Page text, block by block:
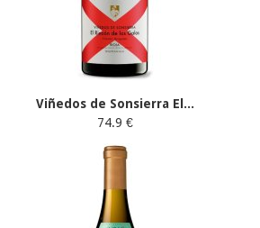
Viñedos de Sonsierra El...
74.9 €